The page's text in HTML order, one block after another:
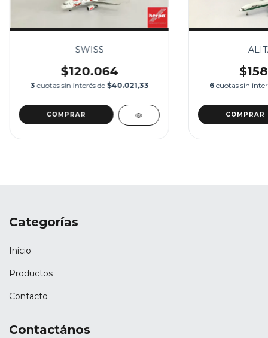
SWISS
$120.064
3 cuotas sin interés de $40.021,33 6 cuotas sin
Categorías
Inicio
Productos
Contacto
Contactános